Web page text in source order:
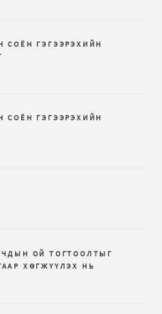
СОЁН ГЭГЭЭРЭХИЙН
СОЁН ГЭГЭЭРЭХИЙН
ОЙ ТОГТООЛТЫГ
ХӨГЖҮҮЛЭХ НЬ